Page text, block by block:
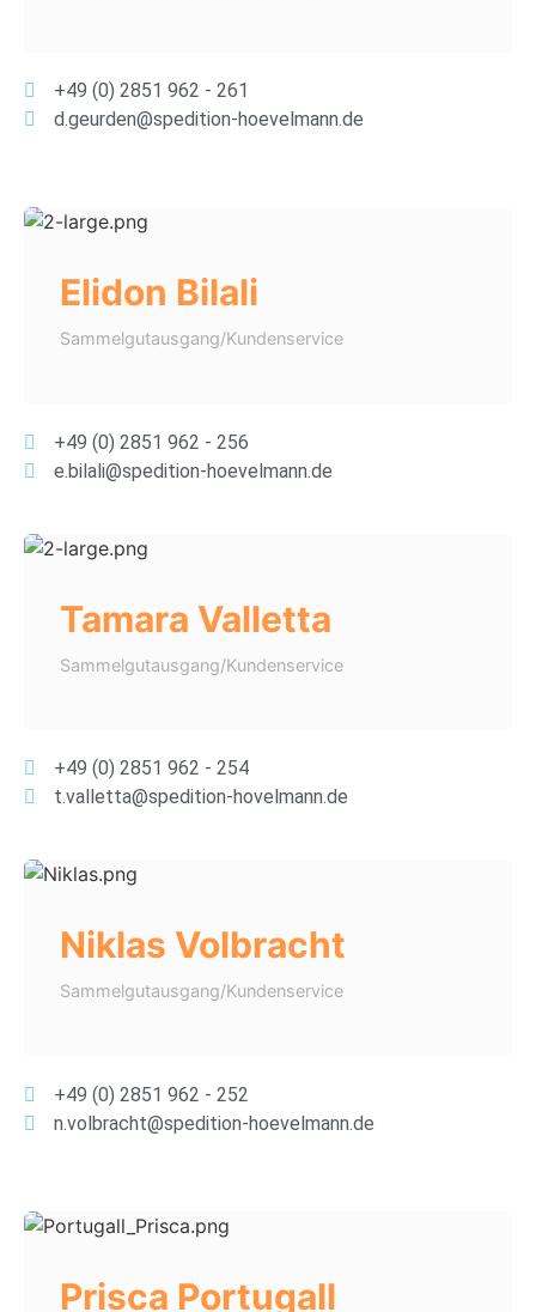
+49 (0) 2851 962 - 261
d.geurden@spedition-hoevelmann.de
Elidon Bilali
Sammelgutausgang/Kundenservice
+49 (0) 2851 962 - 256
e.bilali@spedition-hoevelmann.de
Tamara Valletta
Sammelgutausgang/Kundenservice
+49 (0) 2851 962 - 254
t.valletta@spedition-hovelmann.de
Niklas Volbracht
Sammelgutausgang/Kundenservice
+49 (0) 2851 962 - 252
n.volbracht@spedition-hoevelmann.de
Prisca Portugall